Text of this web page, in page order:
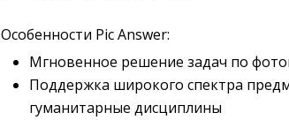
Особенности Pic Answer:
Мгновенное решение задач по
Поддержка широкого спектра
гуманитарные дисциплины